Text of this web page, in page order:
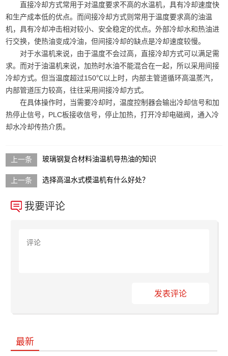
直接冷却方式常用于对温度要求不高的水温机，具有冷却速度快
和生产成本低的优点。而间接冷却方式则常用于温度要求高的油温
机，具有冷却冲击相对较小、安全稳定的优点。外部冷却水和热油进
行交换，使热油变成冷油，但间接冷却的缺点是冷却速度较慢。
对于水温机来说，由于温度不会过高，直接冷却方式可以满足需
求。而对于油温机来说，加热时水油不能混合在一起，所以采用间接
冷却方式。但当温度超过150℃以上时，内部主管道循环高温蒸汽，
内部管道压力较高，往往采用间接冷却方式。
在具体操作时，当需要冷却时，温度控制器会输出冷却信号和加
热停止信号，PLC板接收信号，停止加热，打开冷却电磁阀，通入冷
却水冷却传热介质。
玻璃钢复合材料油温机导热油的知识
选择高温水式模温机有什么好处？
我要评论
发表评论
最新